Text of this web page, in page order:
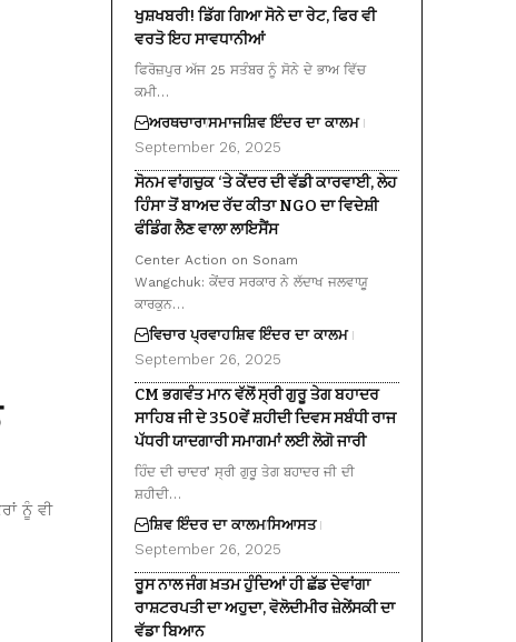
ਨੂੰ ਵੀ
ਖੁਸ਼ਖਬਰੀ! ਡਿੱਗ ਗਿਆ ਸੋਨੇ ਦਾ ਰੇਟ, ਫਿਰ ਵੀ
ਵਰਤੋ ਇਹ ਸਾਵਧਾਨੀਆਂ
ਫਿਰੋਜ਼ਪੁਰ ਅੱਜ 25 ਸਤੰਬਰ ਨੂੰ ਸੋਨੇ ਦੇ ਭਾਅ ਵਿੱਚ
ਕਮੀ…
ਅਰਥਚਾਰਾਸਮਾਜਸ਼ਿਵ ਇੰਦਰ ਦਾ ਕਾਲਮ
September 26, 2025
ਸੋਨਮ ਵਾਂਗਚੁਕ ‘ਤੇ ਕੇਂਦਰ ਦੀ ਵੱਡੀ ਕਾਰਵਾਈ, ਲੇਹ
ਹਿੰਸਾ ਤੋਂ ਬਾਅਦ ਰੱਦ ਕੀਤਾ NGO ਦਾ ਵਿਦੇਸ਼ੀ
ਫੰਡਿੰਗ ਲੈਣ ਵਾਲਾ ਲਾਇਸੈਂਸ
Center Action on Sonam
Wangchuk: ਕੇਂਦਰ ਸਰਕਾਰ ਨੇ ਲੱਦਾਖ ਜਲਵਾਯੂ
ਕਾਰਕੁਨ…
ਵਿਚਾਰ ਪ੍ਰਵਾਹਸ਼ਿਵ ਇੰਦਰ ਦਾ ਕਾਲਮ
September 26, 2025
CM ਭਗਵੰਤ ਮਾਨ ਵੱਲੋਂ ਸ੍ਰੀ ਗੁਰੂ ਤੇਗ ਬਹਾਦਰ
ਸਾਹਿਬ ਜੀ ਦੇ 350ਵੇਂ ਸ਼ਹੀਦੀ ਦਿਵਸ ਸਬੰਧੀ ਰਾਜ
ਪੱਧਰੀ ਯਾਦਗਾਰੀ ਸਮਾਗਮਾਂ ਲਈ ਲੋਗੋ ਜਾਰੀ
ਹਿੰਦ ਦੀ ਚਾਦਰ’ ਸ੍ਰੀ ਗੁਰੂ ਤੇਗ ਬਹਾਦਰ ਜੀ ਦੀ
ਸ਼ਹੀਦੀ…
ਸ਼ਿਵ ਇੰਦਰ ਦਾ ਕਾਲਮਸਿਆਸਤ
September 26, 2025
ਰੂਸ ਨਾਲ ਜੰਗ ਖ਼ਤਮ ਹੁੰਦਿਆਂ ਹੀ ਛੱਡ ਦੇਵਾਂਗਾ
ਰਾਸ਼ਟਰਪਤੀ ਦਾ ਅਹੁਦਾ, ਵੋਲੋਦੀਮੀਰ ਜ਼ੇਲੇਂਸਕੀ ਦਾ
ਵੱਡਾ ਬਿਆਨ